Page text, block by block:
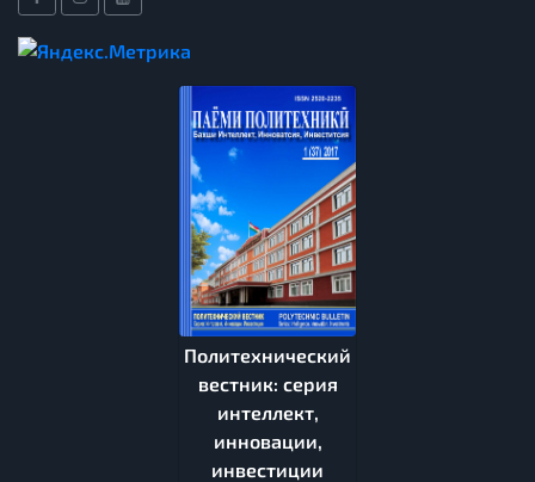
Политехнический
вестник: серия
интеллект,
инновации,
инвестиции